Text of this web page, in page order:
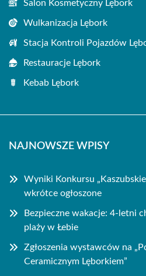
Salon Kosmetyczny Lębork
Wulkanizacja Lębork
Stacja Kontroli Pojazdów
Restauracje Lębork
Kebab Lębork
NAJNOWSZE WPISY
Wyniki Konkursu
wkrótce ogłoszone
Bezpieczne wakacje: 4-letni
plaży w Łebie
Zgłoszenia wystawców na
Ceramicznym Lęborkiem”